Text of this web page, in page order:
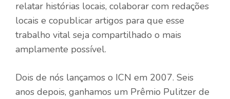
relatar histórias locais, colaborar com redações
locais e copublicar artigos para que esse
trabalho vital seja compartilhado o mais
amplamente possível.
Dois de nós lançamos o ICN em 2007. Seis
anos depois, ganhamos um Prêmio Pulitzer de